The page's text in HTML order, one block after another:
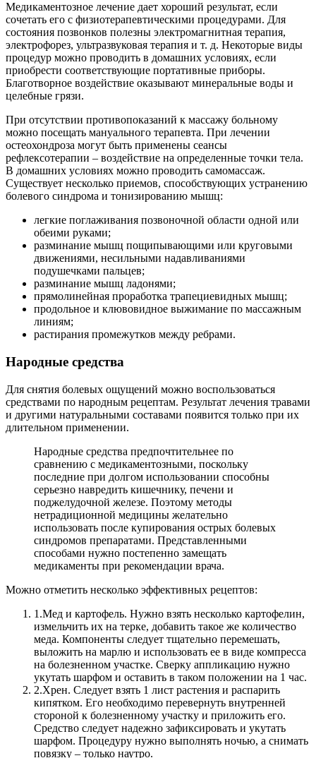
Медикаментозное лечение дает хороший результат, если
сочетать его с физиотерапевтическими процедурами. Для
состояния позвонков полезны электромагнитная терапия,
электрофорез, ультразвуковая терапия и т. д. Некоторые виды
процедур можно проводить в домашних условиях, если
приобрести соответствующие портативные приборы.
Благотворное воздействие оказывают минеральные воды и
целебные грязи.
При отсутствии противопоказаний к массажу больному
можно посещать мануального терапевта. При лечении
остеохондроза могут быть применены сеансы
рефлексотерапии – воздействие на определенные точки тела.
В домашних условиях можно проводить самомассаж.
Существует несколько приемов, способствующих устранению
болевого синдрома и тонизированию мышц:
легкие поглаживания позвоночной области одной или
обеими руками;
разминание мышц пощипывающими или круговыми
движениями, несильными надавливаниями
подушечками пальцев;
разминание мышц ладонями;
прямолинейная проработка трапециевидных мышц;
продольное и клювовидное выжимание по массажным
линиям;
растирания промежутков между ребрами.
Народные средства
Для снятия болевых ощущений можно воспользоваться
средствами по народным рецептам. Результат лечения травами
и другими натуральными составами появится только при их
длительном применении.
Народные средства предпочтительнее по
сравнению с медикаментозными, поскольку
последние при долгом использовании способны
серьезно навредить кишечнику, печени и
поджелудочной железе. Поэтому методы
нетрадиционной медицины желательно
использовать после купирования острых болевых
синдромов препаратами. Представленными
способами нужно постепенно замещать
медикаменты при рекомендации врача.
Можно отметить несколько эффективных рецептов:
1.Мед и картофель. Нужно взять несколько картофелин,
измельчить их на терке, добавить такое же количество
меда. Компоненты следует тщательно перемешать,
выложить на марлю и использовать ее в виде компресса
на болезненном участке. Сверку аппликацию нужно
укутать шарфом и оставить в таком положении на 1 час.
2.Хрен. Следует взять 1 лист растения и распарить
кипятком. Его необходимо перевернуть внутренней
стороной к болезненному участку и приложить его.
Средство следует надежно зафиксировать и укутать
шарфом. Процедуру нужно выполнять ночью, а снимать
повязку – только наутро.